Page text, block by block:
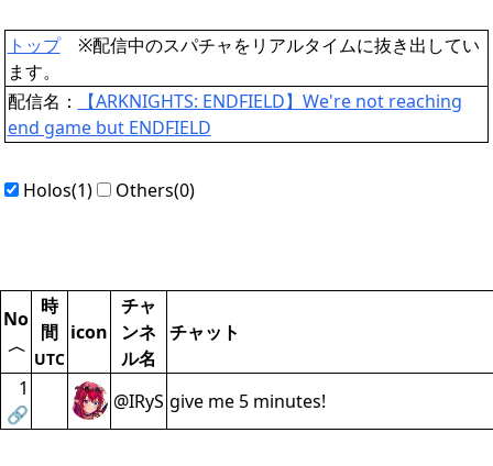
トップ※配信中のスパチャをリアルタイムに抜き出してい
ます。
配信名：
【ARKNIGHTS: ENDFIELD】We're not reaching
end game but ENDFIELD
Holos(1) Others(0)
No
〈
時
間
UTC
icon
チャ
ンネ
ル名
チャット
1
🔗
@IRyS give me 5 minutes!